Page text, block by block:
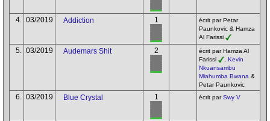
4. 03/2019 Addiction 1
écrit par Petar
Paunkovic & Hamza
Al Farissi
5. 03/2019 Audemars Shit 2
écrit par Hamza Al
Farissi
Kevin
Nkuansambu
Miahumba Bwana &
Petar Paunkovic
6. 03/2019 Blue Crystal 1 écrit parSwy V